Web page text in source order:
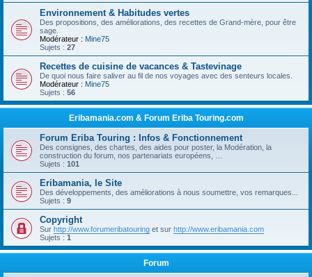
Environnement & Habitudes vertes
Des propositions, des améliorations, des recettes de Grand-mère, pour être
sage.
Modérateur : Mine75
Sujets : 27
Recettes de cuisine de vacances & Tastevinage
De quoi nous faire saliver au fil de nos voyages avec des senteurs locales.
Modérateur : Mine75
Sujets : 56
Eribamania.com & Forum Eriba Touring.com
Forum Eriba Touring : Infos & Fonctionnement
Des consignes, des chartes, des aides pour poster, la Modération, la
construction du forum, nos partenariats européens, …
Sujets : 101
Eribamania, le Site
Des développements, des améliorations à nous soumettre, vos remarques...
Sujets : 9
Copyright
Sur http://www.forumeribatouring et sur http://www.eribamania.com
Sujets : 1
Forum